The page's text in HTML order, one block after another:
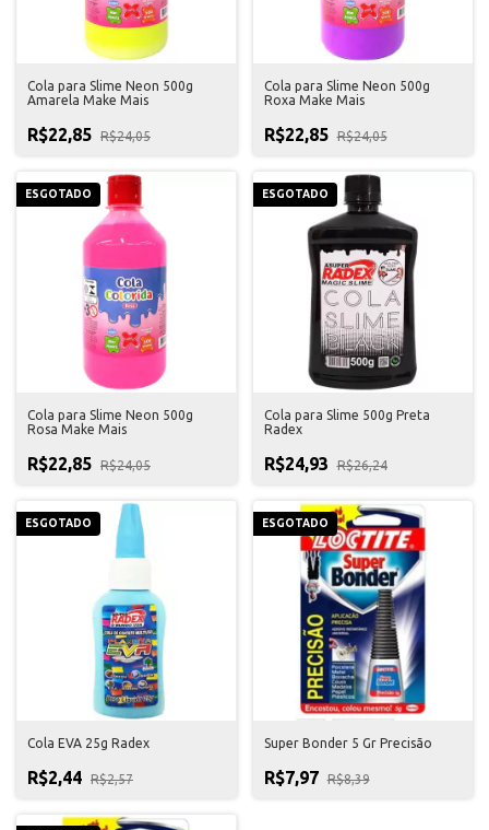
Cola para Slime Neon 500g
Amarela Make Mais
R$22,85 R$24,05
Cola para Slime Neon 500g
Roxa Make Mais
R$22,85 R$24,05
ESGOTADO
Cola para Slime Neon 500g
Rosa Make Mais
R$22,85 R$24,05
ESGOTADO
Cola para Slime 500g Preta
Radex
R$24,93 R$26,24
ESGOTADO
Cola EVA 25g Radex
R$2,44 R$2,57
ESGOTADO
Super Bonder 5 Gr Precisão
R$7,97 R$8,39